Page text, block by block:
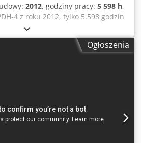
2012, godziny pracy: 5 598 h,
4 z roku 2012, tylko 5.598 godzin
* Typ: BW213PDH-4 * Rok
godziny pracy: ok. 5.598 *
KG * Klimatyzacja * Niemiecka
bez gwarancji, zastrzeżone
sprzedaż.
Ogłoszenia